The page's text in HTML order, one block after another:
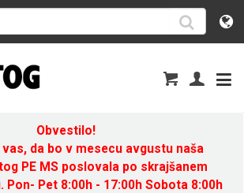
Obvestilo!
vas, da bo v mesecu avgustu naša
PE MS poslovala po skrajšanem
Pon- Pet 8:00h - 17:00h Sobota 8:00h